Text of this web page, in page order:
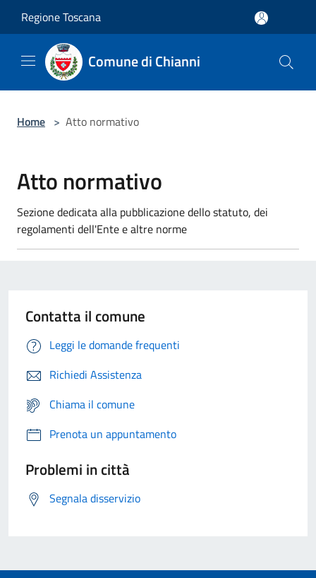
Regione Toscana
Comune di Chianni
Home > Atto normativo
Atto normativo
Sezione dedicata alla pubblicazione dello statuto, dei
regolamenti dell'Ente e altre norme
Contatta il comune
Leggi le domande frequenti
Richiedi Assistenza
Chiama il comune
Prenota un appuntamento
Problemi in città
Segnala disservizio